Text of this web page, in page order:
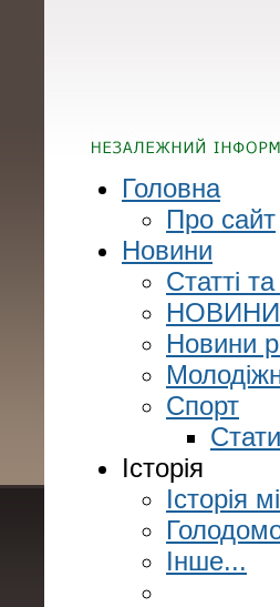
Головна
Про сайт
Новини
Статті
Новини
Спорт
Історія
Історія
Інше...